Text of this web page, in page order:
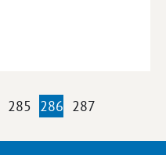
285 286 287